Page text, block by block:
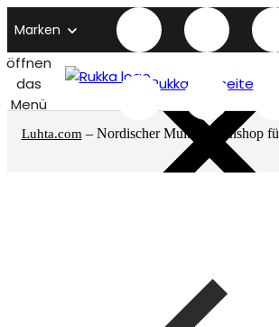
Marken
öffnen
das
Menü
Rukka titelseite
Luhta.com – Nordischer Multimarkenshop